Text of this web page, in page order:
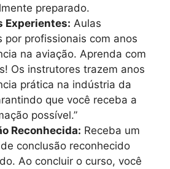
preparado.
Experientes: Aulas
por profissionais com anos
na aviação. Aprenda com
Os instrutores trazem anos
prática na indústria da
que você receba a
possível.”
Reconhecida: Receba um
conclusão reconhecido
Ao concluir o curso, você